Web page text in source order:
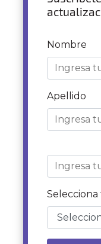
Nombre
Apellido